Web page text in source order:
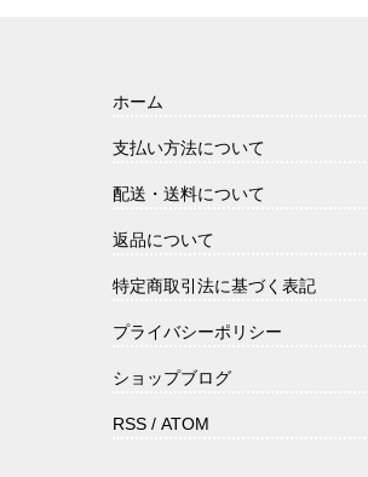
ホーム
支払い方法について
配送・送料について
返品について
特定商取引法に基づく表記
プライバシーポリシー
ショップブログ
RSS/ ATOM